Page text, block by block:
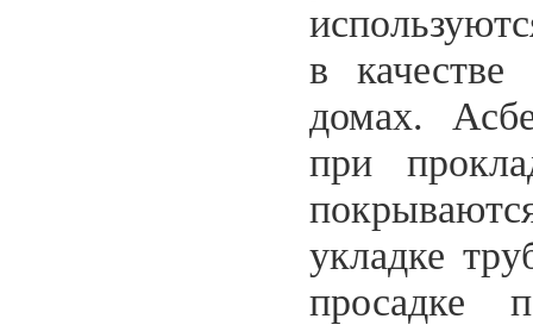
в качестве
домах.
при
укладке
просадке